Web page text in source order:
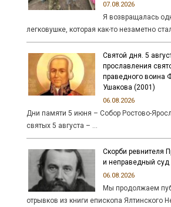
07.08.2026
Я возвращалась
легковушке, которая как-то незаметно
Святой дня. 5
прославления
праведного воина
Ушакова (2001)
06.08.2026
Дни памяти 5 июня – Собор Ростово-
святых 5 августа – …
Скорби ревнителя
и неправедный суд
06.08.2026
Мы продолжаем
отрывков из книги епископа Ялтинского